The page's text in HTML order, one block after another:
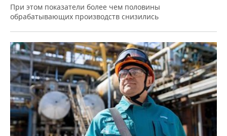
При этом показатели более чем половины
обрабатывающих производств снизились